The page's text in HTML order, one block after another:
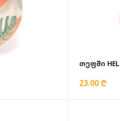
თეფში
23.00 ₾